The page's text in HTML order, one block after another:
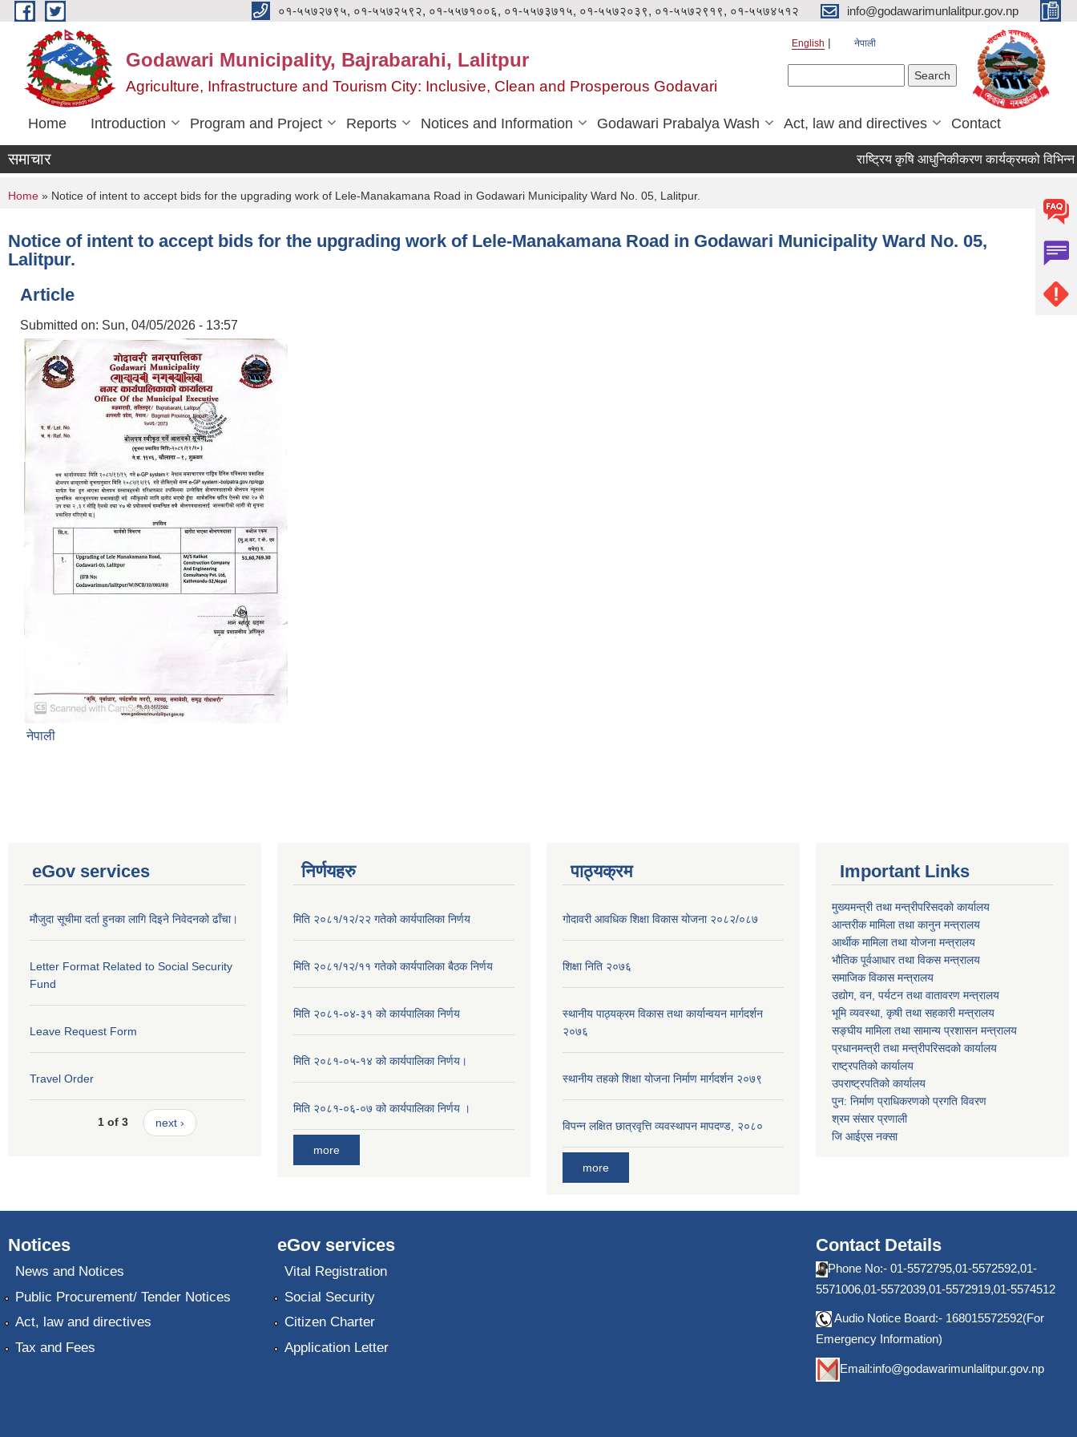
Skip to main content ०१-५५७२७९५, ०१-५५७२५९२, ०१-५५७१००६, ०१-५५७३७१५, ०१-५५७२०३९, ०१-५५७२९१९, ०१-५५७४५१२ info@godawarimunlalitpur.gov.np
Godawari Municipality, Bajrabarahi, Lalitpur
Agriculture, Infrastructure and Tourism City: Inclusive, Clean and Prosperous Godavari
English नेपाली
Home Introduction Program and Project Reports Notices and Information Godawari Prabalya Wash Act, law and directives Contact
समाचार
You are here
Home » Notice of intent to accept bids for the upgrading work of Lele-Manakamana Road in Godawari Municipality Ward No. 05, Lalitpur.
Notice of intent to accept bids for the upgrading work of Lele-Manakamana Road in Godawari Municipality Ward No. 05,
Lalitpur.
Article
Submitted on: Sun, 04/05/2026 - 13:57
नेपाली
eGov services
मौजुदा सूचीमा दर्ता हुनका लागि दिइने निवेदनको ढाँचा।
Letter Format Related to Social Security
Fund
Leave Request Form
Travel Order
1 of 3 next ›
निर्णयहरु
मिति २०८१/१२/२२ गतेको कार्यपालिका निर्णय
मिति २०८१/१२/११ गतेको कार्यपालिका बैठक निर्णय
मिति २०८१-०४-३१ को कार्यपालिका निर्णय
मिति २०८१-०५-१४ को कार्यपालिका निर्णय।
मिति २०८१-०६-०७ को कार्यपालिका निर्णय ।
more
पाठ्यक्रम
गोदावरी आवधिक शिक्षा विकास योजना २०८२/०८७
शिक्षा निति २०७६
स्थानीय पाठ्यक्रम विकास तथा कार्यान्वयन मार्गदर्शन
२०७६
स्थानीय तहको शिक्षा योजना निर्माण मार्गदर्शन २०७९
विपन्न लक्षित छात्रवृत्ति व्यवस्थापन मापदण्ड, २०८०
more
Important Links
मुख्यमन्त्री तथा मन्त्रीपरिसदको कार्यालय
आन्तरीक मामिला तथा कानुन मन्त्रालय
आर्थीक मामिला तथा योजना मन्त्रालय
भौतिक पूर्वआधार तथा विकस मन्त्रालय
समाजिक विकास मन्त्रालय
उद्योग, वन, पर्यटन तथा वातावरण मन्त्रालय
भूमि व्यवस्था, कृषी तथा सहकारी मन्त्रालय
सङ्घीय मामिला तथा सामान्य प्रशासन मन्त्रालय
प्रधानमन्त्री तथा मन्त्रीपरिसदको कार्यालय
राष्ट्रपतिको कार्यालय
उपराष्ट्रपतिको कार्यालय
पुन: निर्माण प्राधिकरणको प्रगति विवरण
श्रम संसार प्रणाली
जि आईएस नक्सा
Notices
News and Notices
Public Procurement/ Tender Notices
Act, law and directives
Tax and Fees
eGov services
Vital Registration
Social Security
Citizen Charter
Application Letter
Contact Details
Phone No:- 01-5572795,01-5572592,01-
5571006,01-5572039,01-5572919,01-5574512
Audio Notice Board:- 168015572592(For
Emergency Information)
Email:info@godawarimunlalitpur.gov.np